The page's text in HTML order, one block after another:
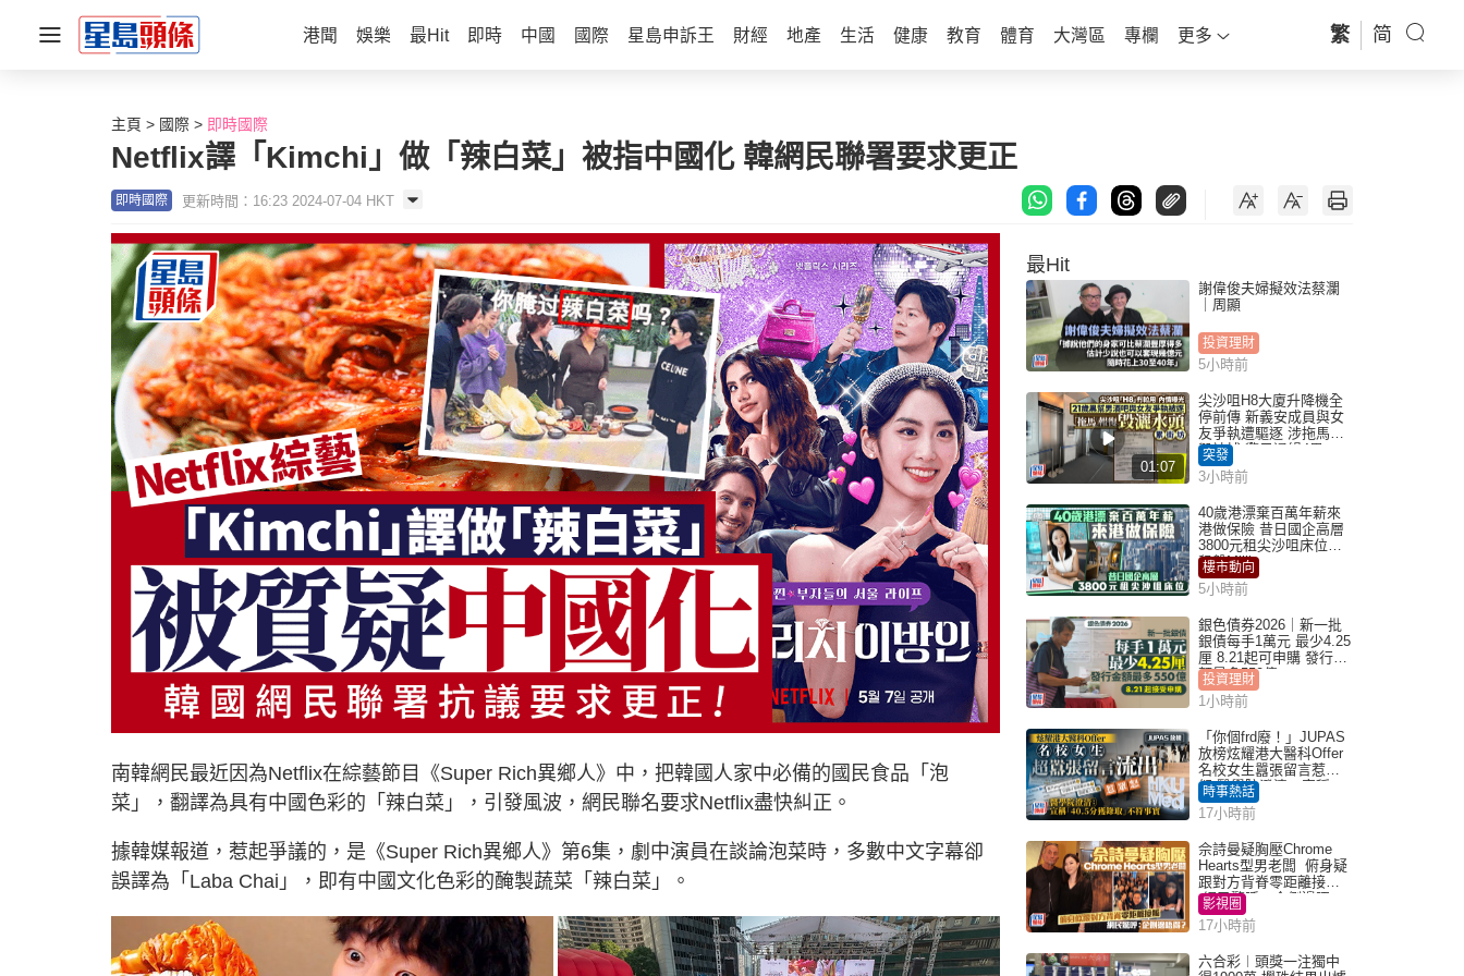
港聞 娛樂 最Hit 即時 中國 國際 星島申訴王 財經 地產 生活 健康 教育 體育 大灣區 專欄 更多 繁 简
主頁 國際 即時國際
Netflix譯「Kimchi」做「辣白菜」被指中國化 韓網民聯署要求更正
即時國際 更新時間：16:23 2024-07-04 HKT
南韓網民最近因為Netflix在綜藝節目《Super Rich異鄉人》中，把韓國人家中必備的國民食品「泡
菜」，翻譯為具有中國色彩的「辣白菜」，引發風波，網民聯名要求Netflix盡快糾正。
據韓媒報道，惹起爭議的，是《Super Rich異鄉人》第6集，劇中演員在談論泡菜時，多數中文字幕卻
誤譯為「Laba Chai」，即有中國文化色彩的醃製蔬菜「辣白菜」。
最Hit
謝偉俊夫婦擬效法蔡瀾
｜周顯
投資理財
5小時前
01:07
尖沙咀H8大廈升降機全
停前傳 新義安成員與女
友爭執遭驅逐 涉拖馬刑
毀被捕 警另通緝4男
突發
3小時前
40歲港漂棄百萬年薪來
港做保險 昔日國企高層
3800元租尖沙咀床位｜
租盤Million
樓市動向
5小時前
銀色債券2026｜新一批
銀債每手1萬元 最少4.25
厘 8.21起可申購 發行金
額最多550億
投資理財
1小時前
「你個frd廢！」JUPAS
放榜炫耀港大醫科Offer
名校女生囂張留言惹眾
怒 醫學院澄清：宣稱
「40.5分獲錄取」不符事
實｜Juicy叮
時事熱話
17小時前
佘詩曼疑胸壓Chrome
Hearts型男老闆 俯身疑
跟對方背脊零距離接觸
網民驚呼：企側邊唔
得？
影視圈
17小時前
六合彩︱頭獎一注獨中